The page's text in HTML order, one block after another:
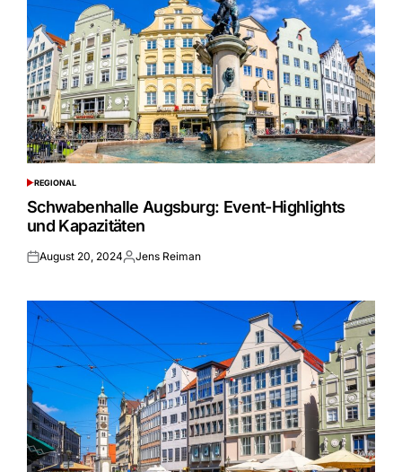
POSTED
IN
REGIONAL
Schwabenhalle Augsburg: Event-Highlights
und Kapazitäten
Posted
August 20, 2024Posted
Jens Reiman